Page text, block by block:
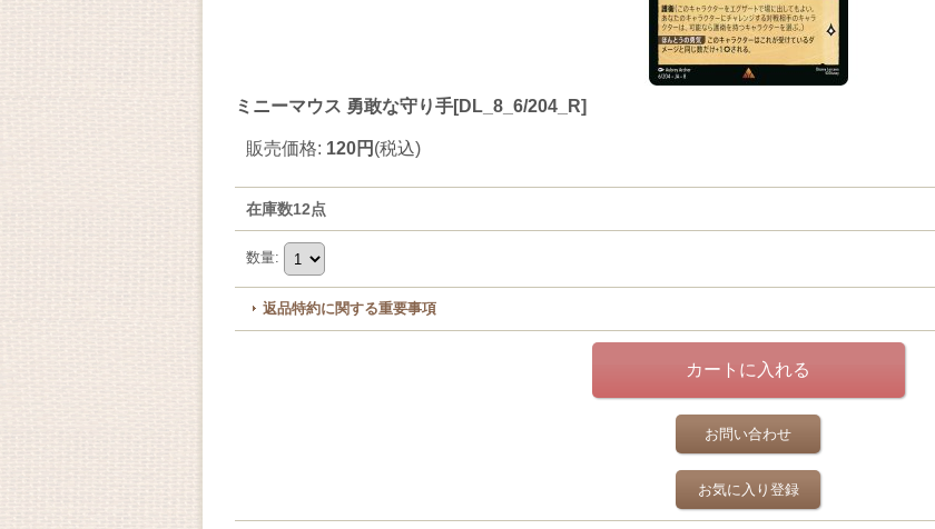
ミニーマウス 勇敢な守り手[DL_8_6/204_R]
販売価格: 120円 (税込)
在庫数12点
数量:
返品特約に関する重要事項
お問い合わせ
お気に入り登録